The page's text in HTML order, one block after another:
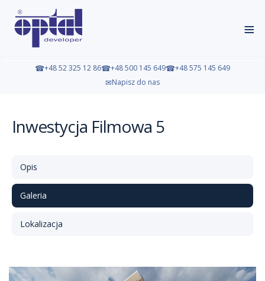
≡
☎+48 52 325 12 86☎+48 500 145 649☎+48 575 145 649
✉Napisz do nas
Inwestycja Filmowa 5
Opis
Galeria
Lokalizacja